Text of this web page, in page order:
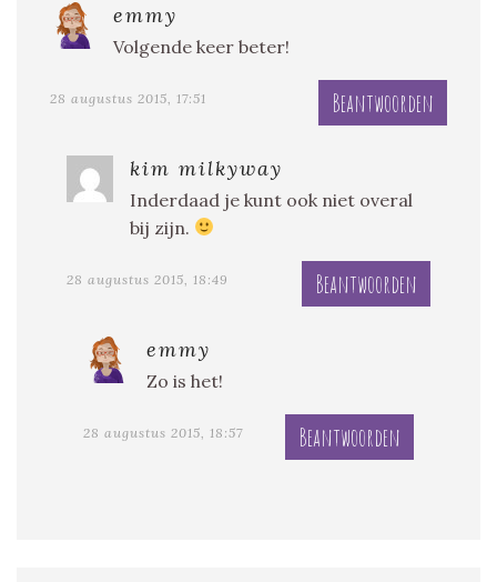
emmy
Volgende keer beter!
28 augustus 2015, 17:51 Beantwoorden
kim milkyway
Inderdaad je kunt ook niet overal
bij zijn.
28 augustus 2015, 18:49 Beantwoorden
emmy
Zo is het!
28 augustus 2015, 18:57 Beantwoorden